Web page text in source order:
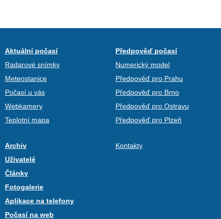
Aktuální počasí
Radarové snímky
Meteostanice
Počasí u vás
Webkamery
Teplotní mapa
Předpověď počasí
Numerický model
Předpověď pro Prahu
Předpověď pro Brno
Předpověď pro Ostravu
Předpověď pro Plzeň
Archiv
Uživatelé
Články
Fotogalerie
Aplikace na telefony
Počasí na web
Kontakty